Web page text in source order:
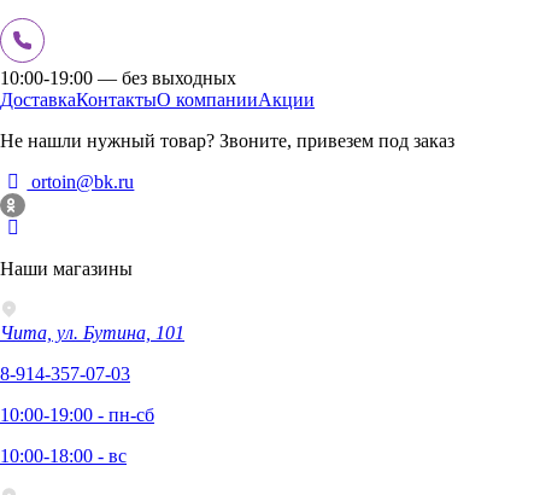
10:00-19:00 — без выходных
ДоставкаКонтактыО компанииАкции
Не нашли нужный товар? Звоните, привезем под заказ
ortoin@bk.ru
Наши магазины
Чита, ул. Бутина, 101
8-914-357-07-03
10:00-19:00 - пн-сб
10:00-18:00 - вс